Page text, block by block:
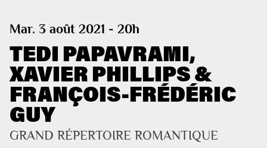
Mar. 3 août 2021 - 20h
TEDI PAPAVRAMI,
XAVIER PHILLIPS &
FRANÇOIS-FRÉDÉRIC
GUY
GRAND RÉPERTOIRE ROMANTIQUE